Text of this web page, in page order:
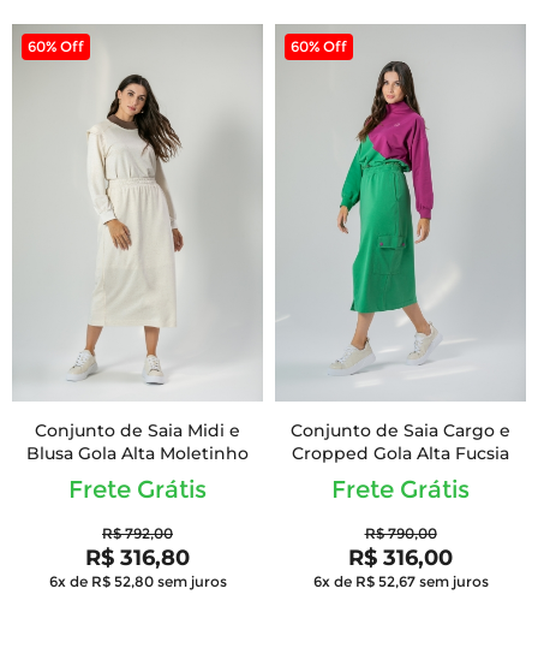
60% Off
Conjunto de Saia Midi e
Blusa Gola Alta Moletinho
Frete Grátis
R$ 792,00
R$ 316,80
6x de R$ 52,80 sem juros
60% Off
Conjunto de Saia Cargo e
Cropped Gola Alta Fucsia
Frete Grátis
R$ 790,00
R$ 316,00
6x de R$ 52,67 sem juros